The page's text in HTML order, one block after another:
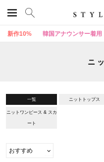
新作10% 韓国アナウンサー着用
ニ
一覧 ニットトップス
ニットワンピース & スカ
ート